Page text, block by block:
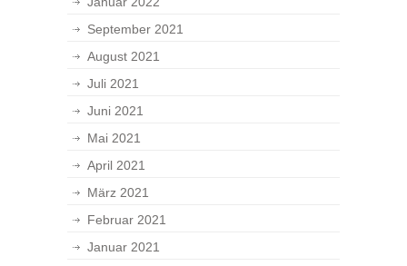
September 2021
August 2021
Juli 2021
Juni 2021
Mai 2021
April 2021
März 2021
Februar 2021
Januar 2021